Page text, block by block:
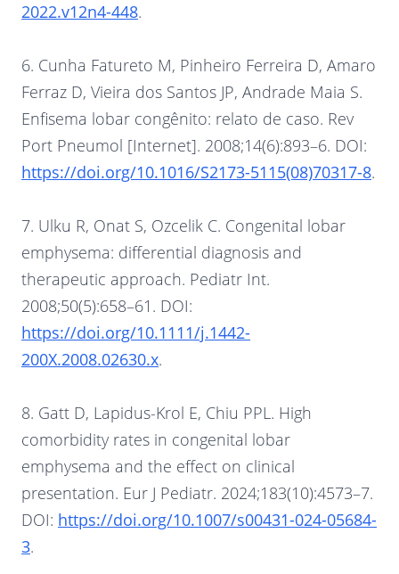
2022.v12n4-448.
6. Cunha Fatureto M, Pinheiro Ferreira D, Amaro
Ferraz D, Vieira dos Santos JP, Andrade Maia S.
Enfisema lobar congênito: relato de caso. Rev
Port Pneumol [Internet]. 2008;14(6):893–6. DOI:
https://doi.org/10.1016/S2173-5115(08)70317-8.
7. Ulku R, Onat S, Ozcelik C. Congenital lobar
emphysema: differential diagnosis and
therapeutic approach. Pediatr Int.
2008;50(5):658–61. DOI:
https://doi.org/10.1111/j.1442-
200X.2008.02630.x.
8. Gatt D, Lapidus-Krol E, Chiu PPL. High
comorbidity rates in congenital lobar
emphysema and the effect on clinical
presentation. Eur J Pediatr. 2024;183(10):4573–7.
DOI: https://doi.org/10.1007/s00431-024-05684-
3.